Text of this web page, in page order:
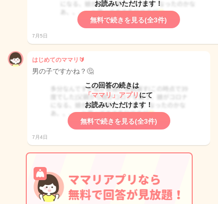
お読みいただけます！
無料で続きを見る(全3件)
7月5日
はじめてのママリ🔰
男の子ですかね？🤔
この回答の続きは
「ママリ」アプリ にて
お読みいただけます！
無料で続きを見る(全3件)
7月4日